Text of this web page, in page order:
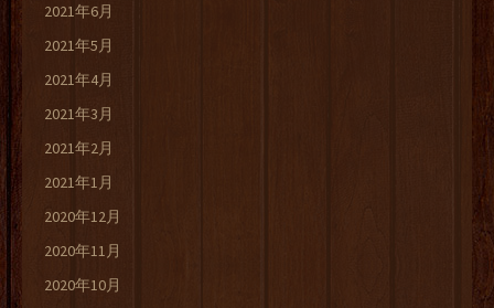
2021年6月
2021年5月
2021年4月
2021年3月
2021年2月
2021年1月
2020年12月
2020年11月
2020年10月